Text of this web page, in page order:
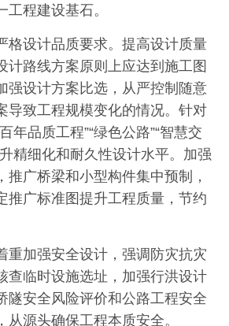
工程建设基石。
格设计品质要求。提高设计质量
计路线方案原则上应达到施工图
强设计方案比选，从严控制随意
导致工程规模变化的情况。针对
年品质工程”“绿色公路”“智慧交
精细化和耐久性设计水平。加强
推广桥梁和小型构件集中预制，
推广标准图提升工程质量，节约
重加强安全设计，强调防灾抗灾
查临时设施选址，加强行洪设计
隧安全风险评价和公路工程安全
从源头确保工程本质安全。